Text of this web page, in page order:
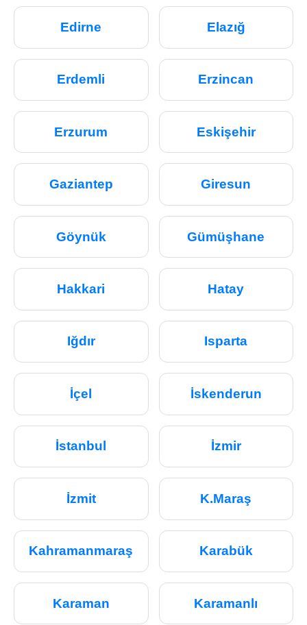
Edirne Elazığ
Erdemli Erzincan
Erzurum Eskişehir
Gaziantep Giresun
Göynük Gümüşhane
Hakkari Hatay
Iğdır Isparta
İçel İskenderun
İstanbul İzmir
İzmit K.Maraş
Kahramanmaraş Karabük
Karaman Karamanlı